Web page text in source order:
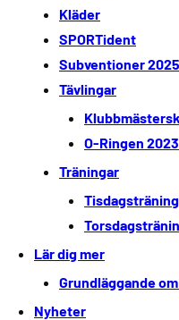
Kläder
SPORTident
Subventioner 2025
Tävlingar
O-Ringen 2023
Träningar
Lär dig mer
Grundläggande
Nyheter